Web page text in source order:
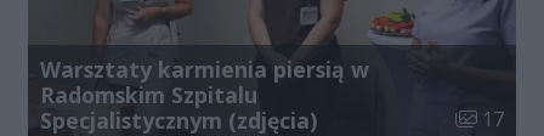
Warsztaty karmienia piersią w
Radomskim Szpitalu
Specjalistycznym (zdjęcia)
Liczba
17